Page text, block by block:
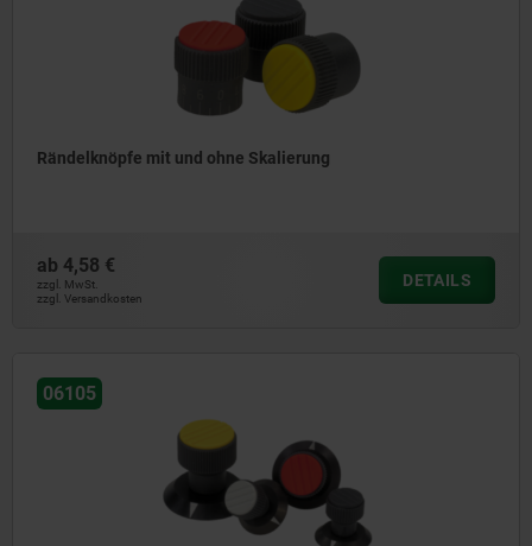
Rändelknöpfe mit und ohne Skalierung
ab 4,58 €
zzgl. MwSt.
zzgl. Versandkosten
DETAILS
06105